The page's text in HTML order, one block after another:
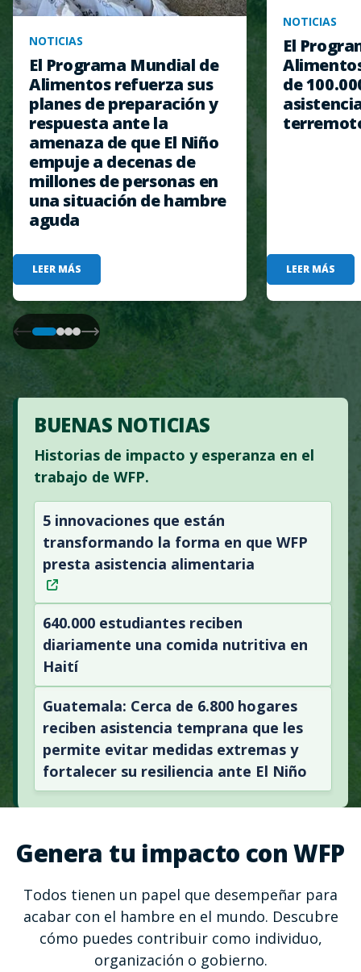
NOTICIAS
El Programa Mundial de
Alimentos refuerza sus
planes de preparación y
respuesta ante la
amenaza de que El Niño
empuje a decenas de
millones de personas en
una situación de hambre
aguda
LEER MÁS
NOTICIAS
El
de
LEER MÁS
BUENAS NOTICIAS
Historias de impacto y esperanza en el
trabajo de WFP.
5 innovaciones que están
transformando la forma en que WFP
presta asistencia alimentaria
640.000 estudiantes reciben
diariamente una comida nutritiva en
Haití
Guatemala: Cerca de 6.800 hogares
reciben asistencia temprana que les
permite evitar medidas extremas y
fortalecer su resiliencia ante El Niño
Genera tu impacto con WFP
Todos tienen un papel que desempeñar para
acabar con el hambre en el mundo. Descubre
cómo puedes contribuir como individuo,
organización o gobierno.